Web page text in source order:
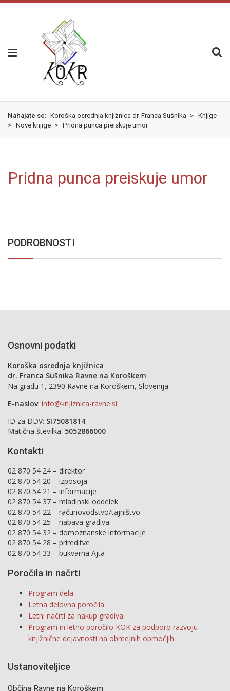
Skok
izjava
Nahajate se: Koroška osrednja knjižnica dr. Franca Sušnika > Knjige
> Nove knjige > Pridna punca preiskuje umor
Pridna punca preiskuje umor
PODROBNOSTI
Osnovni podatki
Koroška osrednja knjižnica
dr. Franca Sušnika Ravne na Koroškem
Na gradu 1, 2390 Ravne na Koroškem, Slovenija
E-naslov: info@knjiznica-ravne.si
ID za DDV: SI75081814
Matična številka: 5052866000
Kontakti
02 870 54 24 – direktor
02 870 54 20 – izposoja
02 870 54 21 – informacije
02 870 54 37 – mladinski oddelek
02 870 54 22 – računovodstvo/tajništvo
02 870 54 25 – nabava gradiva
02 870 54 32 – domoznanske informacije
02 870 54 28 – prireditve
02 870 54 33 – bukvarna Ajta
Poročila in načrti
Program dela
Letna delovna poročila
Letni načrti za nakup gradiva
Program in letno poročilo KOK za podporo razvoju
knjižnične dejavnosti na obmejnih območjih
Ustanoviteljice
Občina Ravne na Koroškem